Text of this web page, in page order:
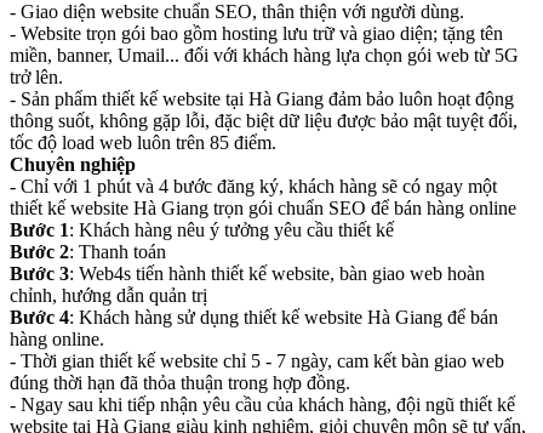
- Giao diện website chuẩn SEO, thân thiện với người dùng.
- Website trọn gói bao gồm hosting lưu trữ và giao diện; tặng tên
miền, banner, Umail... đối với khách hàng lựa chọn gói web từ 5G
trở lên.
- Sản phẩm thiết kế website tại Hà Giang đảm bảo luôn hoạt động
thông suốt, không gặp lỗi, đặc biệt dữ liệu được bảo mật tuyệt đối,
tốc độ load web luôn trên 85 điểm.
Chuyên nghiệp
- Chỉ với 1 phút và 4 bước đăng ký, khách hàng sẽ có ngay một
thiết kế website Hà Giang trọn gói chuẩn SEO để bán hàng online
Bước 1: Khách hàng nêu ý tưởng yêu cầu thiết kế
Bước 2: Thanh toán
Bước 3: Web4s tiến hành thiết kế website, bàn giao web hoàn
chỉnh, hướng dẫn quản trị
Bước 4: Khách hàng sử dụng thiết kế website Hà Giang để bán
hàng online.
- Thời gian thiết kế website chỉ 5 - 7 ngày, cam kết bàn giao web
đúng thời hạn đã thỏa thuận trong hợp đồng.
- Ngay sau khi tiếp nhận yêu cầu của khách hàng, đội ngũ thiết kế
website tại Hà Giang giàu kinh nghiệm, giỏi chuyên môn sẽ tư vấn,